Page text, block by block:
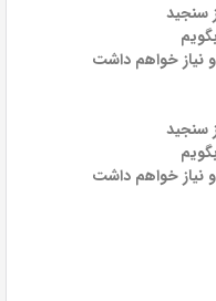
سنجید
نیاز خواهم داشت
سنجید
نیاز خواهم داشت